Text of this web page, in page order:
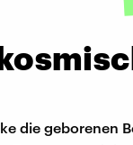
die geborenen